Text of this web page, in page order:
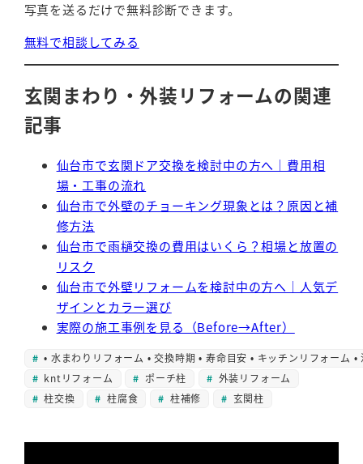
写真を送るだけで無料診断できます。
無料で相談してみる
玄関まわり・外装リフォームの関連
記事
仙台市で玄関ドア交換を検討中の方へ｜費用相
場・工事の流れ
仙台市で外壁のチョーキング現象とは？原因と補
修方法
仙台市で雨樋交換の費用はいくら？相場と放置の
リスク
仙台市で外壁リフォームを検討中の方へ｜人気デ
ザインとカラー選び
実際の施工事例を見る（Before→After）
• 水まわりリフォーム • 交換時期 • 寿命目安 • キッチンリフォーム
kntリフォーム
ポーチ柱
外装リフォーム
柱交換
柱腐食 柱補修 玄関柱